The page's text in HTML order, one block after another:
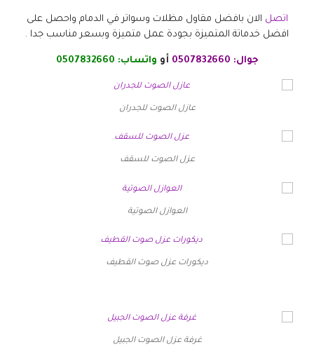
اتصل الان بافضل مقاول مظلات وسواتر في الدمام واحصل على
افضل خدماتة المتميزة بجودة عمل متميزة وبسعر مناسب جدا .
جوال: 0507832660 أو واتساب: 0507832660
عازل الصوت للجدران
عزل الصوت للسقف
العوازل الصوتية
ديكورات عزل صوت القطيف
غرفة عزل الصوت الجبيل